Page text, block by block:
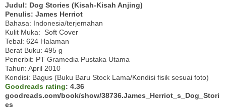
Judul: Dog Stories (Kisah-Kisah Anjing)
Penulis: James Herriot
Bahasa: Indonesia/terjemahan
Kulit Muka: Soft Cover
Tebal: 624 Halaman
Berat Buku: 495 g
Penerbit: PT Gramedia Pustaka Utama
Tahun: April 2010
Kondisi: Bagus (Buku Baru Stock Lama/Kondisi fisik sesuai foto)
Goodreads rating: 4.36
goodreads.com/book/show/38736.James_Herriot_s_Dog_Stori
es